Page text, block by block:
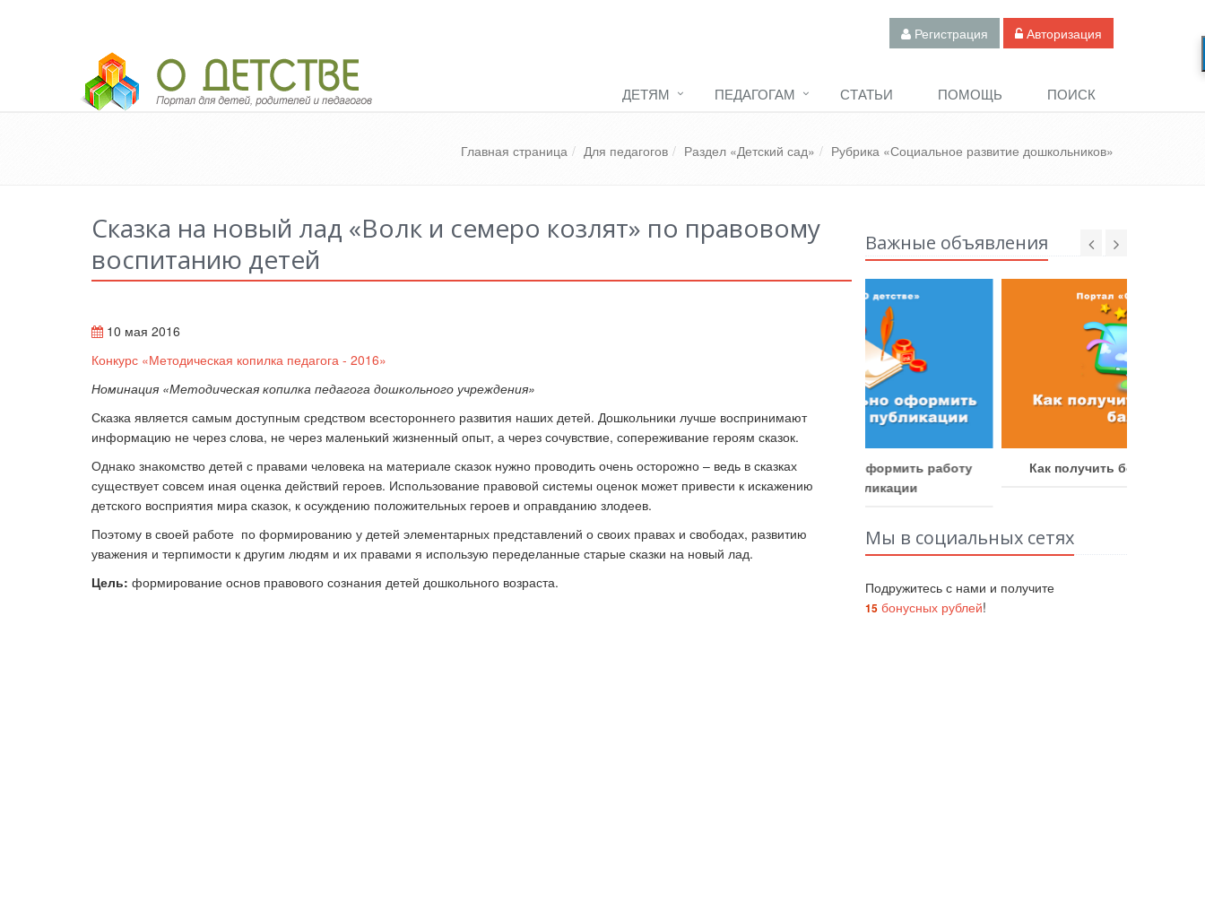
Регистрация Авторизация
Педагогический портал «О детстве»
ДЕТЯМ
ПЕДАГОГАМ СТАТЬИ ПОМОЩЬ ПОИСК
Главная страница Для педагогов Раздел «Детский сад» Рубрика «Социальное развитие дошкольников»
Сказка на новый лад «Волк и семеро козлят» по правовому
воспитанию детей
10 мая 2016
Конкурс «Методическая копилка педагога - 2016»
Номинация «Методическая копилка педагога дошкольного учреждения»
Сказка является самым доступным средством всестороннего развития наших детей. Дошкольники лучше воспринимают
информацию не через слова, не через маленький жизненный опыт, а через сочувствие, сопереживание героям сказок.
Однако знакомство детей с правами человека на материале сказок нужно проводить очень осторожно – ведь в сказках
существует совсем иная оценка действий героев. Использование правовой системы оценок может привести к искажению
детского восприятия мира сказок, к осуждению положительных героев и оправданию злодеев.
Поэтому в своей работе по формированию у детей элементарных представлений о своих правах и свободах, развитию
уважения и терпимости к другим людям и их правами я использую переделанные старые сказки на новый лад.
Цель: формирование основ правового сознания детей дошкольного возраста.
Важные объявления
Как стать экспертом наших
конкурсов
Как правильно оформить работу
для публикации
Как получить бонусные баллы
Мы в социальных сетях
Подружитесь с нами и получите
15бонусных рублей!